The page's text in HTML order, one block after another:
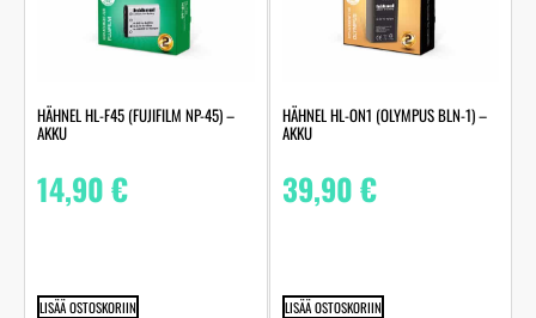
HÄHNEL HL-F45 (FUJIFILM NP-45) –
AKKU
14,90€
LISÄÄ OSTOSKORIIN
HÄHNEL HL-ON1 (OLYMPUS BLN-1) –
AKKU
39,90€
LISÄÄ OSTOSKORIIN